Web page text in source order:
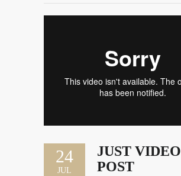
24
JUL
JUST VIDEO
POST